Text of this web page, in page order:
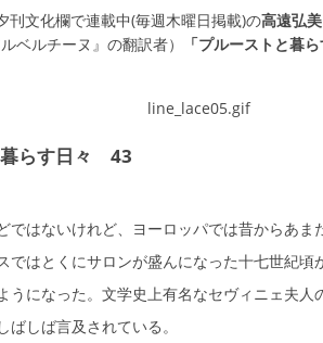
刊文化欄で連載中(毎週木曜日掲載)の高遠弘
ベルチーヌ』の翻訳者）
「プルーストと暮
暮らす日々 43
ではないけれど、ヨーロッパでは昔からあま
ではとくにサロンが盛んになった十七世紀頃
うになった。文学史上有名なセヴィニェ夫人
ばしば言及されている。